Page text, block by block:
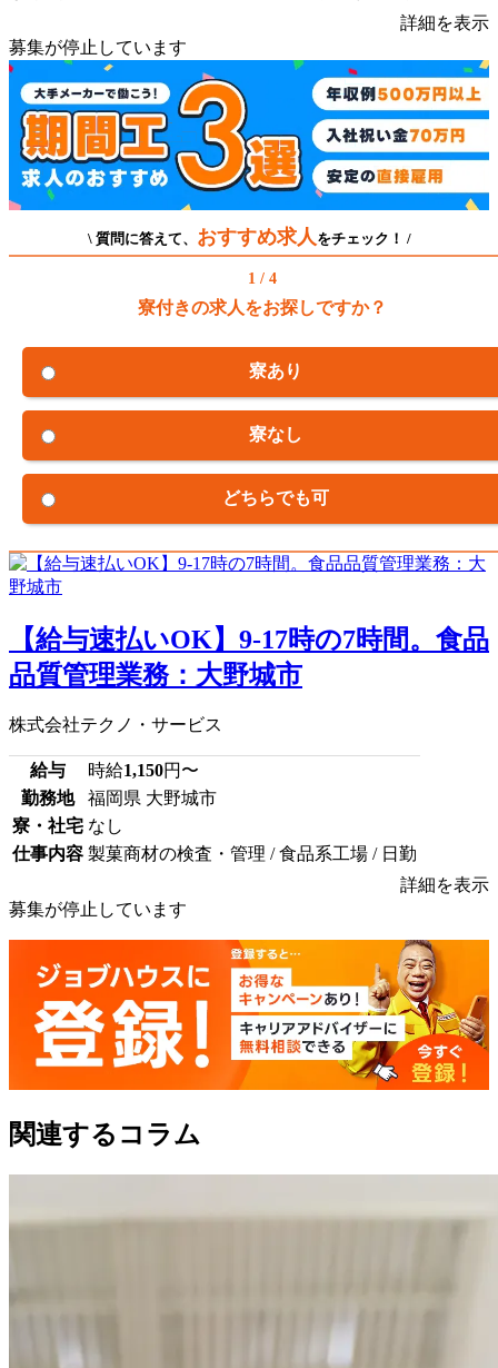
詳細を表示
募集が停止しています
\ 質問に答えて、 おすすめ求人 をチェック！ /
1 / 4
寮付きの求人をお探しですか？
寮あり
寮なし
どちらでも可
【給与速払いOK】9-17時の7時間。食品
品質管理業務：大野城市
株式会社テクノ・サービス
給与 時給1,150円〜
勤務地
福岡県 大野城市
寮・社宅 なし
仕事内容 製菓商材の検査・管理 / 食品系工場 / 日勤
詳細を表示
募集が停止しています
関連するコラム